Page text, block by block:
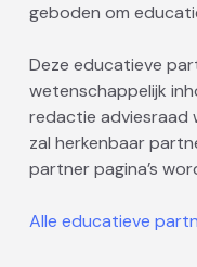
geboden om
Deze educatieve
wetenschappelijk
redactie adviesraad
zal herkenbaar
partner pagina’s
Alle educatieve